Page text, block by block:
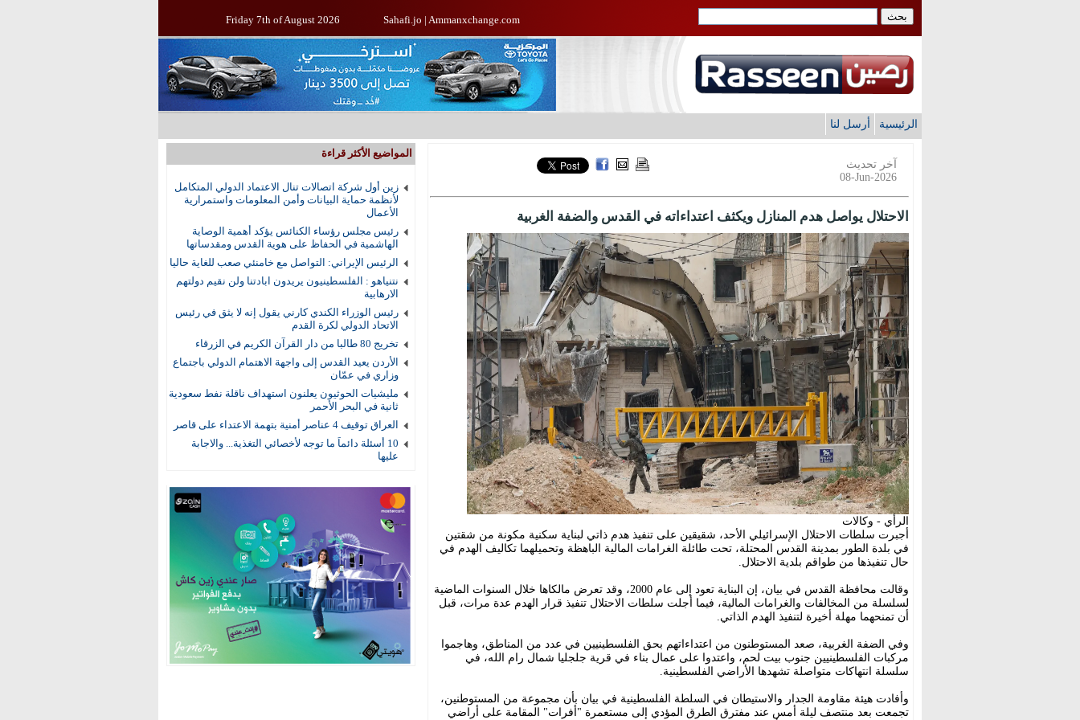
Friday 7th of August 2026 Sahafi.jo | Ammanxchange.com
الرئيسية أرسل لنا
المواضيع الأكثر قراءة
زين أول شركة اتصالات تنال الاعتماد الدولي المتكامل
لأنظمة حماية البيانات وأمن المعلومات واستمرارية
الأعمال
رئيس مجلس رؤساء الكنائس يؤكد أهمية الوصاية
الهاشمية في الحفاظ على هوية القدس ومقدساتها
الرئيس الإيراني: التواصل مع خامنئي صعب للغاية حاليا
نتنياهو : الفلسطينيون يريدون ابادتنا ولن نقيم دولتهم
الارهابية
رئيس الوزراء الكندي كارني يقول إنه لا يثق في رئيس
الاتحاد الدولي لكرة القدم
تخريج 80 طالبا من دار القرآن الكريم في الزرقاء
الأردن يعيد القدس إلى واجهة الاهتمام الدولي باجتماع
وزاري في عمّان
مليشيات الحوثيون يعلنون استهداف ناقلة نفط سعودية
ثانية في البحر الأحمر
العراق توقيف 4 عناصر أمنية بتهمة الاعتداء على قاصر
10 أسئلة دائماً ما توجه لأخصائي التغذية... والاجابة
عليها
آخر تحديث
08-Jun-2026
الاحتلال يواصل هدم المنازل ويكثف اعتداءاته في القدس والضفة الغربية
الرأي - وكالات
أجبرت سلطات الاحتلال الإسرائيلي الأحد، شقيقين على تنفيذ هدم ذاتي لبناية سكنية مكونة من شقتين
في بلدة الطور بمدينة القدس المحتلة، تحت طائلة الغرامات المالية الباهظة وتحميلهما تكاليف الهدم في
حال تنفيذها من طواقم بلدية الاحتلال.
وقالت محافظة القدس في بيان، إن البناية تعود إلى عام 2000، وقد تعرض مالكاها خلال السنوات الماضية
لسلسلة من المخالفات والغرامات المالية، فيما أجلت سلطات الاحتلال تنفيذ قرار الهدم عدة مرات، قبل
أن تمنحهما مهلة أخيرة لتنفيذ الهدم الذاتي.
وفي الضفة الغربية، صعد المستوطنون من اعتداءاتهم بحق الفلسطينيين في عدد من المناطق، وهاجموا
مركبات الفلسطينيين جنوب بيت لحم، واعتدوا على عمال بناء في قرية جلجليا شمال رام الله، في
سلسلة انتهاكات متواصلة تشهدها الأراضي الفلسطينية.
وأفادت هيئة مقاومة الجدار والاستيطان في السلطة الفلسطينية في بيان بأن مجموعة من المستوطنين،
تجمعت بعد منتصف ليلة أمس عند مفترق الطرق المؤدي إلى مستعمرة "أفرات" المقامة على أراضي